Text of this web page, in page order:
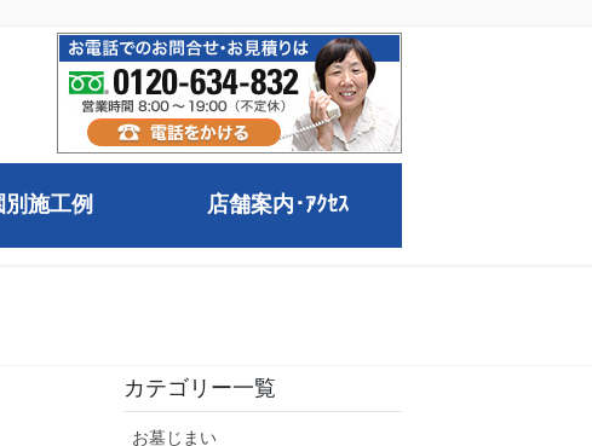
別施工例 店舗案内･ｱｸｾｽ
カテゴリー一覧
お墓じまい